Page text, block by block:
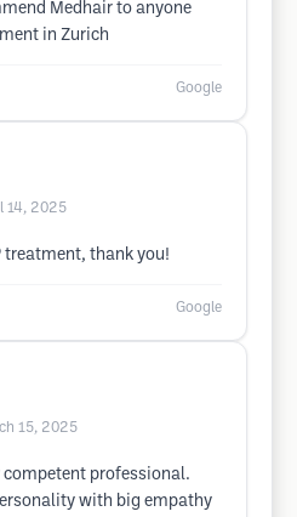
Medhair to anyone
in Zurich
Google
14, 2025
treatment, thank you!
Google
15, 2025
competent professional.
with big empathy